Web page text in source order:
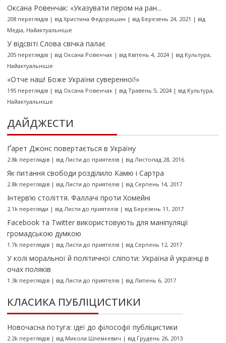
Оксана Ровенчак: «Указувати пером на ран...
208 переглядів| від Христина Федоришин | від Березень 24, 2021 | від
Медіа, Найактуальніше
У відсвіті Слова свічка палає
205 переглядів| від Оксана Ровенчак| від Квітень 4, 2024| від Культура,
Найактуальніше
«Отче наш! Боже України суверенної!»
195 переглядів| від Оксана Ровенчак| від Травень 5, 2024| від Культура,
Найактуальніше
ДАЙДЖЕСТИ
Ґарет Джонс повертається в Україну
2.8k переглядів| від Листи до приятелів| від Листопад 28, 2016
Як питання свободи розділило Камю і Сартра
2.8k переглядів| від Листи до приятелів| від Серпень 14, 2017
Інтерв’ю століття. Фаллачі проти Хомейні
2.1k перегляди | від Листи до приятелів| від Березень 11, 2017
Facebook та Twitter використовують для маніпуляції
громадською думкою
1.7k переглядів| від Листи до приятелів| від Серпень 12, 2017
У колі моральної й політичної сліпоти: Україна й українці в
очах поляків
1.3k переглядів| від Листи до приятелів| від Липень 6, 2017
КЛАСИКА ПУБЛІЦИСТИКИ
Новочасна потуга: ідеї до філософії публіцистики
2.2k переглядів| від Микола Шлемкевич | від Грудень 26, 2013